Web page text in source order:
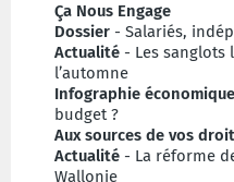
Ça Nous Engage
Dossier - Salariés,
Actualité - Les sanglots
l’automne
Infographie économique
budget ?
Aux sources de vos
Actualité - La réforme
Wallonie